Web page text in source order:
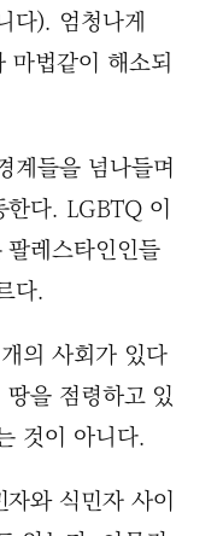
다). 엄청나게
마법같이 해소되
계들을 넘나들며
한다. LGBTQ 이
레스타인인들
다.
의 사회가 있다
을 점령하고 있
것이 아니다.
와 식민자 사이